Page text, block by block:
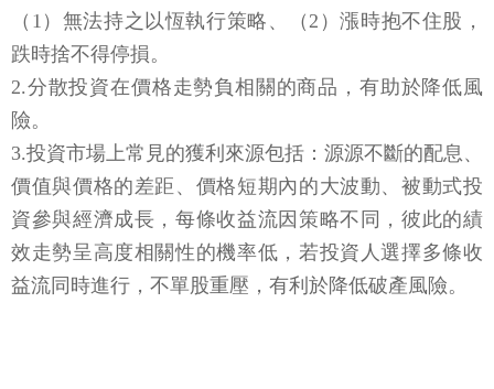
（1）無法持之以恆執行策略、（2）漲時抱不住股，
跌時捨不得停損。
2.分散投資在價格走勢負相關的商品，有助於降低風
險。
3.投資市場上常見的獲利來源包括：源源不斷的配息、
價值與價格的差距、價格短期內的大波動、被動式投
資參與經濟成長，每條收益流因策略不同，彼此的績
效走勢呈高度相關性的機率低，若投資人選擇多條收
益流同時進行，不單股重壓，有利於降低破產風險。